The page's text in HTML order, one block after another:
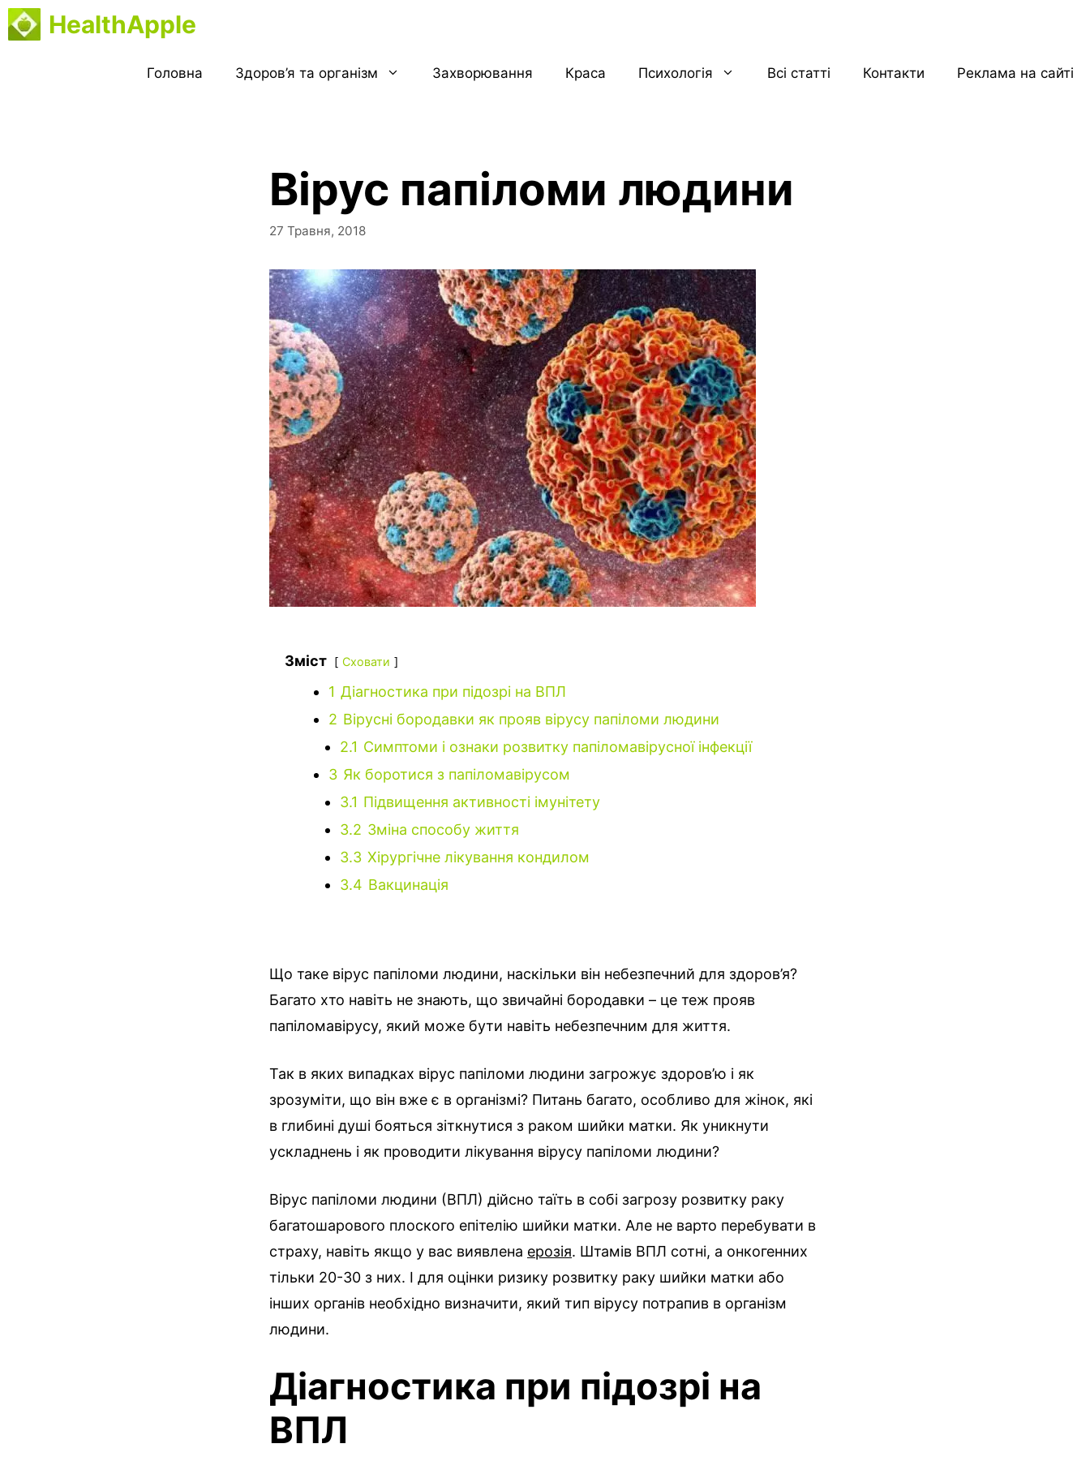
Перейти
до
HealthApple
Головна Здоров’я та організм Захворювання Краса Психологія Всі статті Контакти Реклама на сайті
Вірус папіломи людини
27 Травня, 2018
Зміст Сховати
1 Діагностика при підозрі на ВПЛ
2 Вірусні бородавки як прояв вірусу папіломи людини
2.1 Симптоми і ознаки розвитку папіломавірусної інфекції
3 Як боротися з папіломавірусом
3.1 Підвищення активності імунітету
3.2 Зміна способу життя
3.3 Хірургічне лікування кондилом
3.4 Вакцинація
Що таке вірус папіломи людини, наскільки він небезпечний для здоров’я?
Багато хто навіть не знають, що звичайні бородавки – це теж прояв
папіломавірусу, який може бути навіть небезпечним для життя.
Так в яких випадках вірус папіломи людини загрожує здоров’ю і як
зрозуміти, що він вже є в організмі? Питань багато, особливо для жінок, які
в глибині душі бояться зіткнутися з раком шийки матки. Як уникнути
ускладнень і як проводити лікування вірусу папіломи людини?
Вірус папіломи людини (ВПЛ) дійсно таїть в собі загрозу розвитку раку
багатошарового плоского епітелію шийки матки. Але не варто перебувати в
страху, навіть якщо у вас виявлена ​​ ерозія. Штамів ВПЛ сотні, а онкогенних
тільки 20-30 з них. І для оцінки ризику розвитку раку шийки матки або
інших органів необхідно визначити, який тип вірусу потрапив в організм
людини.
Діагностика при підозрі на
ВПЛ